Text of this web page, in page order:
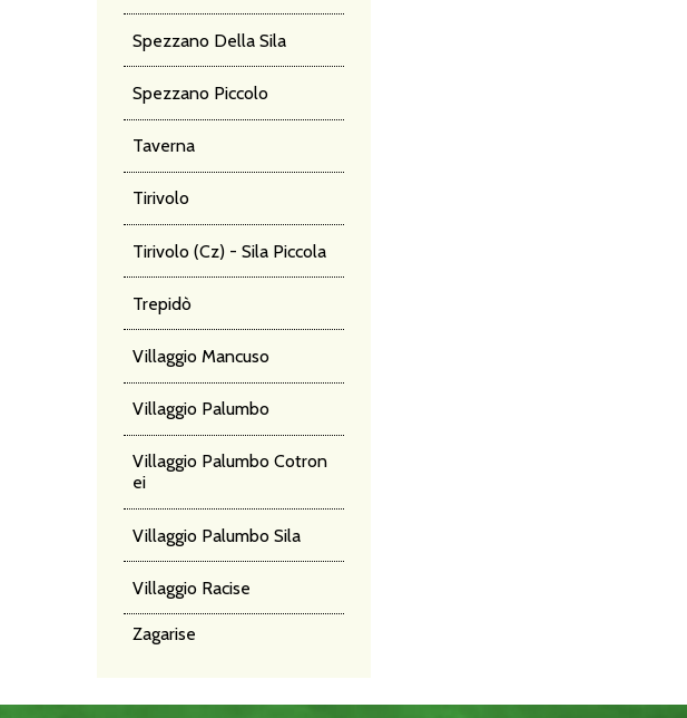
Spezzano Della Sila
Spezzano Piccolo
Taverna
Tirivolo
Tirivolo (Cz) - Sila Piccola
Trepidò
Villaggio Mancuso
Villaggio Palumbo
Villaggio Palumbo Cotron
ei
Villaggio Palumbo Sila
Villaggio Racise
Zagarise